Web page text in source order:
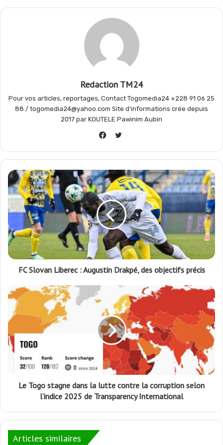
m
Redaction TM24
Pour vos articles, reportages, Contact Togomedia24 +228 91 06 25
88 / togomedia24@yahoo.com Site d'informations crée depuis
2017 par KOUTELE Pawinim Aubin
Twitter
FC Slovan Liberec : Augustin Drakpé, des objectifs précis
Le Togo stagne dans la lutte contre la corruption selon
l’indice 2025 de Transparency International
Articles similaires